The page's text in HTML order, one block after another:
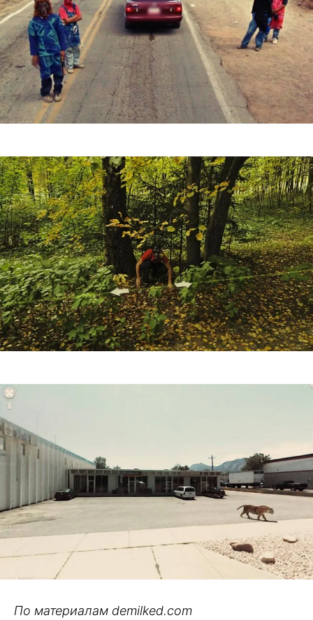
По материалам demilked.com